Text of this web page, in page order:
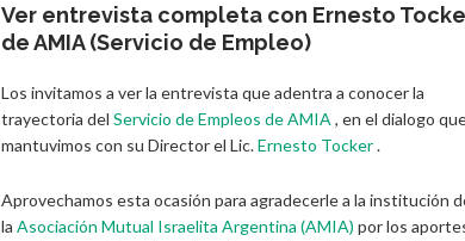
Ver entrevista completa con Ernesto
de AMIA (Servicio de Empleo)
Los invitamos a ver la entrevista que adentra a conocer la
trayectoria delServicio de Empleos de AMIA, en el dialogo
mantuvimos con su Director el Lic.Ernesto Tocker.
Aprovechamos esta ocasión para agradecerle a la institución
laAsociación Mutual Israelita Argentina (AMIA) por los